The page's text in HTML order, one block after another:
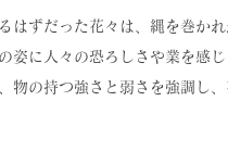
はずだった花々は、縄を巻か
姿に人々の恐ろしさや業を感
物の持つ強さと弱さを強調し